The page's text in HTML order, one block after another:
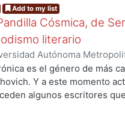
Add to my list
Cósmica, de
literario
Autónoma
de Información.,
es el género de más
Y a este momento
algunos escritores